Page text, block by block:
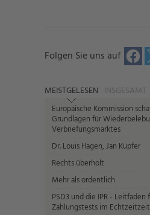
Folgen Sie uns auf
MEISTGELESEN INSGESAMT
Europäische Kommission
Grundlagen für
Verbriefungsmarktes
Dr. Louis Hagen, Jan Kupfer
Rechts überholt
Mehr als ordentlich
PSD3 und die IPR - Leitfaden
Zahlungstests im